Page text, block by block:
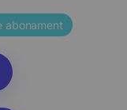
abonament